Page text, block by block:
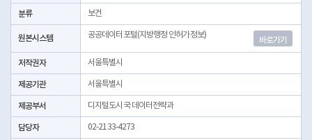
분류 보건
원본시스템 공공데이터포털(지방행정 인허가정보)
바로가기
저작권자 서울특별시
제공기관 서울특별시
제공부서 디지털도시국 데이터전략과
담당자 02-2133-4273